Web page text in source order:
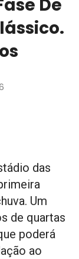
De
das
Um
de quartas
poderá
ao